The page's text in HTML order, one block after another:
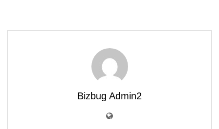
Bizbug Admin2